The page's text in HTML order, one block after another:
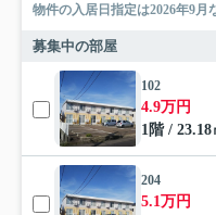
物件の入居日指定は2026年9月
募集中の部屋
102
4.9万円
1階 /
204
5.1万円